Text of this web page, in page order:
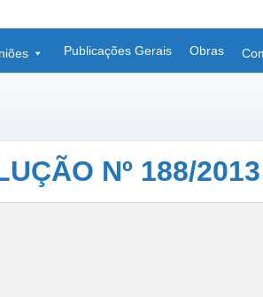
Publicações Gerais Obras
Nº 188/2013